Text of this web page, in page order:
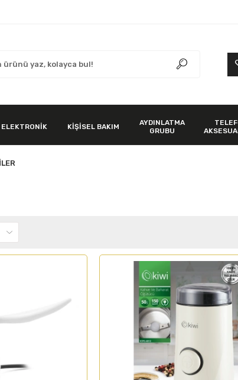
ELEKTRONİK KİŞİSEL BAKIM
AYDINLATMA
GRUBU